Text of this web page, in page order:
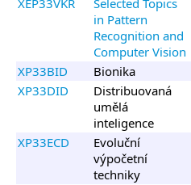
XEP33VKR
Selected Topics
in Pattern
Recognition and
Computer Vision
XP33BID Bionika
XP33DID
Distribuovaná
umělá
inteligence
XP33ECD
Evoluční
výpočetní
techniky